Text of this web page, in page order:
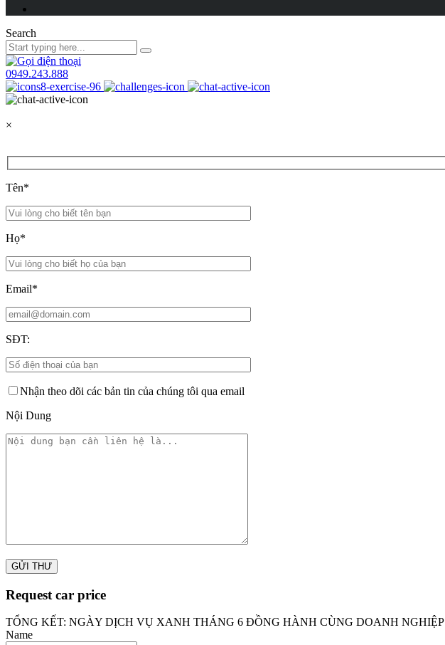
Search
0949.243.888
×
Tên*
Họ*
Email*
SĐT:
Nhận theo dõi các bản tin của chúng tôi qua email
Nội Dung
Request car price
TỔNG KẾT: NGÀY DỊCH VỤ XANH THÁNG 6 ĐỒNG HÀNH CÙNG DOANH NGHIỆP
Name